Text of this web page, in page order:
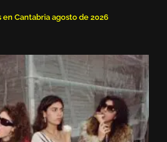
Cantabria agosto de 2026